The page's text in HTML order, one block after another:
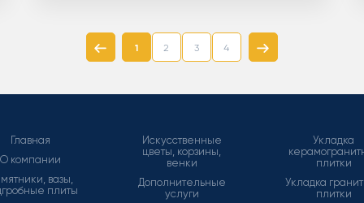
1 2 3 4
Главная
О компании
вазы,
плиты
Искусственные
цветы, корзины,
венки
Дополнительные
услуги
Укладка
плитки
Укладка
плитки